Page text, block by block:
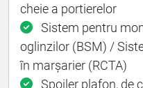
cheie a portierelor
Sistem pentru
oglinzilor (BSM) /
în marșarier (RCTA)
Spoiler plafon, de